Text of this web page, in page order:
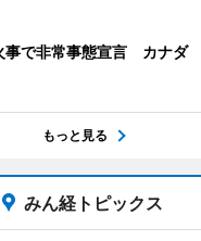
事で非常事態宣言 カナダ
もっと見る
みん経トピックス